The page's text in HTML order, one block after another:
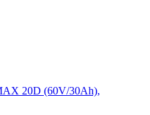
20D (60V/30Ah),